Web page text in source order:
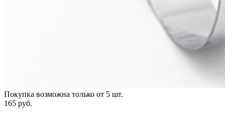
Покупка возможна только от 5 шт.
165 руб.